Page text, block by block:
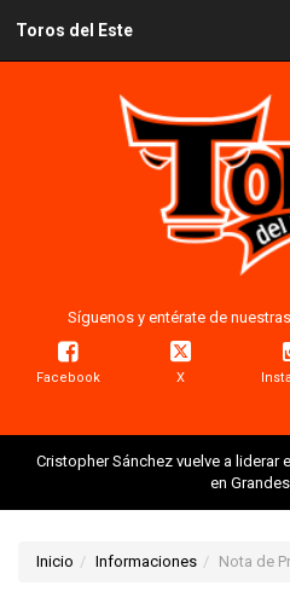
Toros del Este
Síguenos y entérate de
Facebook X
Cristopher Sánchez vuelve a
en
Inicio Informaciones Nota de